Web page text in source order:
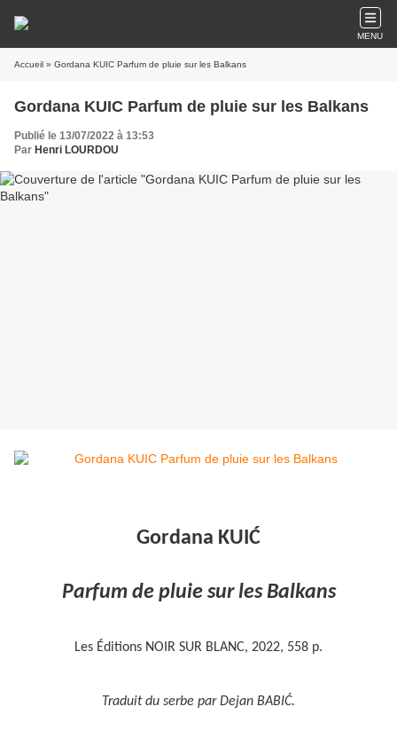
MENU
Accueil » Gordana KUIC Parfum de pluie sur les Balkans
Gordana KUIC Parfum de pluie sur les Balkans
Publié le 13/07/2022 à 13:53
Par Henri LOURDOU
Gordana KUIĆ
Parfum de pluie sur les Balkans
Les Éditions NOIR SUR BLANC, 2022, 558 p.
Traduit du serbe par Dejan BABIĆ.